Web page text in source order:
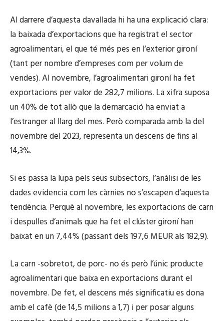
Al darrere d’aquesta davallada hi ha una explicació clara:
la baixada d’exportacions que ha registrat el sector
agroalimentari, el que té més pes en l’exterior gironí
(tant per nombre d’empreses com per volum de
vendes). Al novembre, l’agroalimentari gironí ha fet
exportacions per valor de 282,7 milions. La xifra suposa
un 40% de tot allò que la demarcació ha enviat a
l’estranger al llarg del mes. Però comparada amb la del
novembre del 2023, representa un descens de fins al
14,3%.
Si es passa la lupa pels seus subsectors, l’anàlisi de les
dades evidencia com les càrnies no s’escapen d’aquesta
tendència. Perquè al novembre, les exportacions de carn
i despulles d’animals que ha fet el clúster gironí han
baixat en un 7,44% (passant dels 197,6 MEUR als 182,9).
La carn -sobretot, de porc- no és però l’únic producte
agroalimentari que baixa en exportacions durant el
novembre. De fet, el descens més significatiu es dona
amb el cafè (de 14,5 milions a 1,7) i per posar alguns